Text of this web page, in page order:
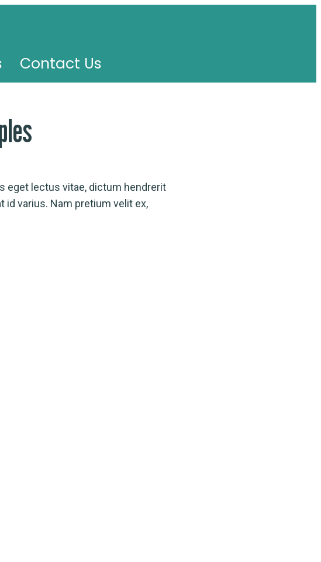
Contact Us
eget lectus vitae, dictum hendrerit
id varius. Nam pretium velit ex,